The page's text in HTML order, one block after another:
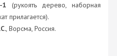
1 (рукоять дерево, наборная
прилагается).
, Ворсма, Россия.